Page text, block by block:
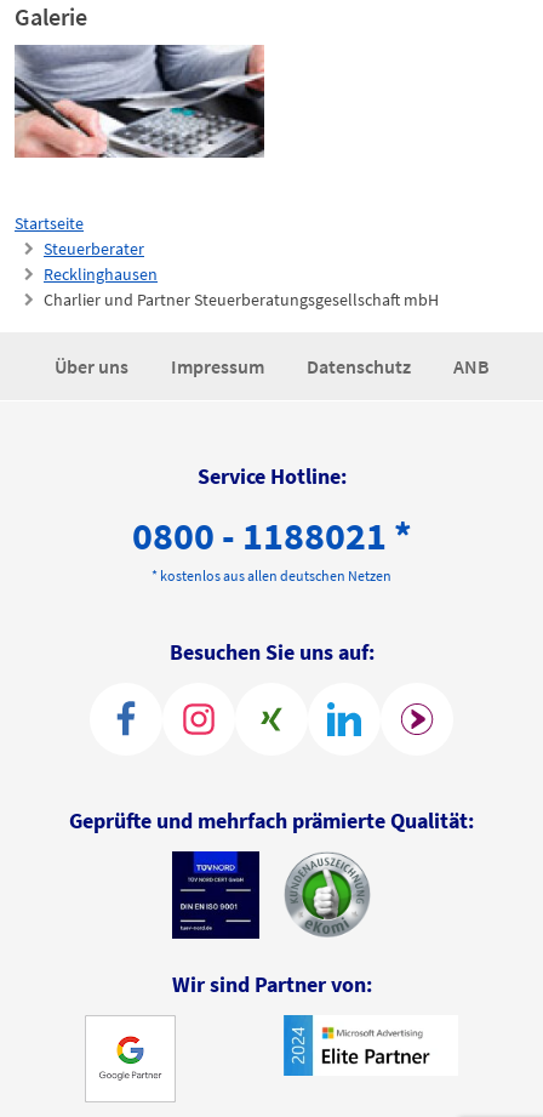
Startseite
Steuerberater
Recklinghausen
Charlier und Partner Steuerberatungsgesellschaft mbH
Galerie
Über uns Impressum Datenschutz ANB
Service Hotline:
0800 - 1188021 *
* kostenlos aus allen deutschen Netzen
Besuchen Sie uns auf:
Geprüfte und mehrfach prämierte Qualität:
Wir sind Partner von: